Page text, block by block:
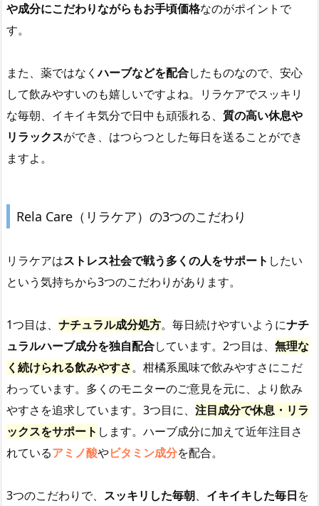
や成分にこだわりながらもお手頃価格なのがポイントで
す。
また、薬ではなくハーブなどを配合したものなので、安心
して飲みやすいのも嬉しいですよね。リラケアでスッキリ
な毎朝、イキイキ気分で日中も頑張れる、 質の高い休息や
リラックスができ、はつらつとした毎日を送ることができ
ますよ。
Rela Care（リラケア）の3つのこだわり
リラケアはストレス社会で戦う多くの人をサポート したい
という気持ちから3つのこだわりがあります。
1つ目は、 ナチュラル成分処方。毎日続けやすいようにナチ
ュラルハーブ成分を独自配合しています。2つ目は、 無理な
く続けられる飲みやすさ。柑橘系風味で飲みやすさにこだ
わっています。多くのモニターのご意見を元に、より飲み
やすさを追求しています。3つ目に、 注目成分で休息・リラ
ックスをサポート します。ハーブ成分に加えて近年注目さ
れているアミノ酸やビタミン成分を配合。
3つのこだわりで、 スッキリした毎朝、 イキイキした毎日を